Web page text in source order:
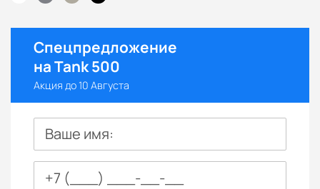
Спецпредложение
на Tank 500
Акция до 10 Августа
Ваше имя: